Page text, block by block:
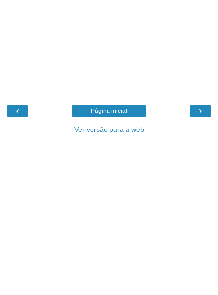
‹ ›
Página inicial
Ver versão para a web